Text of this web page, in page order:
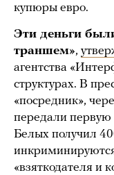
купюры евро.
Эти деньги
траншем»,
агентства
структурах. В
«посредник»,
передали первую
Белых получил
«взяткодателя и